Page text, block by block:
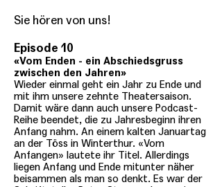
Sie hören von uns!
Episode 10
«Vom Enden - ein Abschiedsgruss
zwischen den Jahren»
Wieder einmal geht ein Jahr zu Ende und
mit ihm unsere zehnte Theatersaison.
Damit wäre dann auch unsere Podcast-
Reihe beendet, die zu Jahresbeginn ihren
Anfang nahm. An einem kalten Januartag
an der Töss in Winterthur. «Vom
Anfangen» lautete ihr Titel. Allerdings
liegen Anfang und Ende mitunter näher
beisammen als man so denkt. Es war der